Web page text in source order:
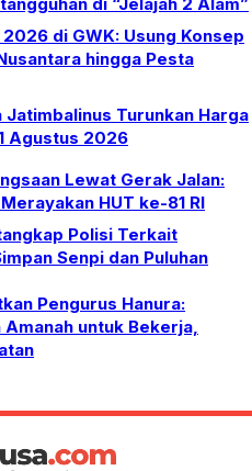
di GWK: Usung Konsep
hingga Pesta
Jatimbalinus Turunkan Harga
Agustus 2026
Lewat Gerak Jalan:
HUT ke-81 RI
Polisi Terkait
Senpi dan Puluhan
Pengurus Hanura:
untuk Bekerja,